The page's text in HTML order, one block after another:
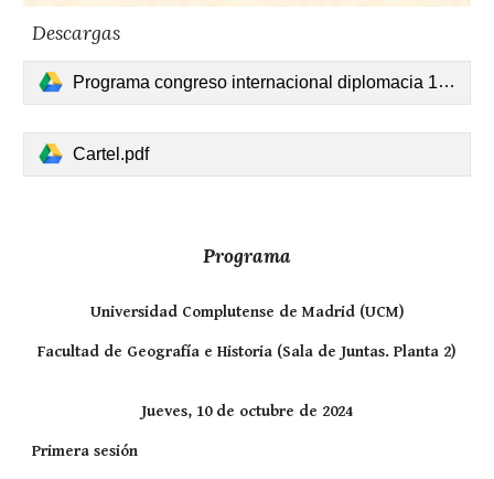
Descargas
Programa congreso internacional diplomacia 10-11 octubre UCM.pdf
Cartel.pdf
Programa
Universidad Complutense de Madrid (UCM)
Facultad de Geografía e Historia (Sala de Juntas. Planta 2)
Jueves, 10 de octubre de 2024
Primera sesión